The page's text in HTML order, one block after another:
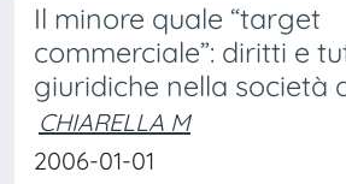
Il minore quale “target
commerciale”: diritti e
giuridiche nella società
CHIARELLA M
2006-01-01